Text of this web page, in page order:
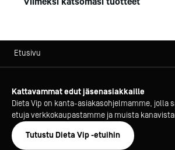
Viimeksi katsomasi tuotteet
Etusivu
Kattavammat edut jäsenasiakkaille
Dieta Vip on kanta-asiakasohjelmamme, jolla
etuja verkkokaupastamme ja muista
Tutustu Dieta Vip -etuihin